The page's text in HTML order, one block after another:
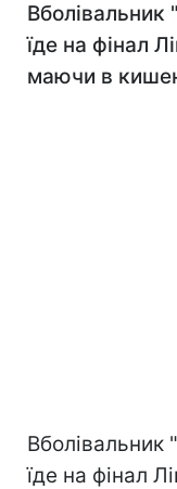
їде на фінал
маючи в
їде на фінал